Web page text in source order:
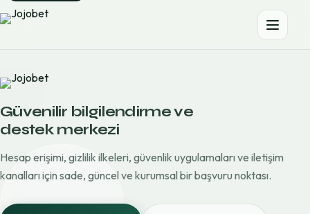
Güvenilir bilgilendirme ve
destek merkezi
Hesap erişimi, gizlilik ilkeleri, güvenlik uygulamaları ve iletişim
kanalları için sade, güncel ve kurumsal bir başvuru noktası.